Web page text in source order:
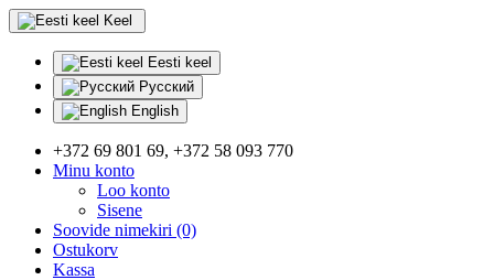
Keel
Eesti keel
Русский
English
+372 69 801 69, +372 58 093 770
Minu konto
Loo konto
Sisene
Soovide nimekiri (0)
Ostukorv
Kassa